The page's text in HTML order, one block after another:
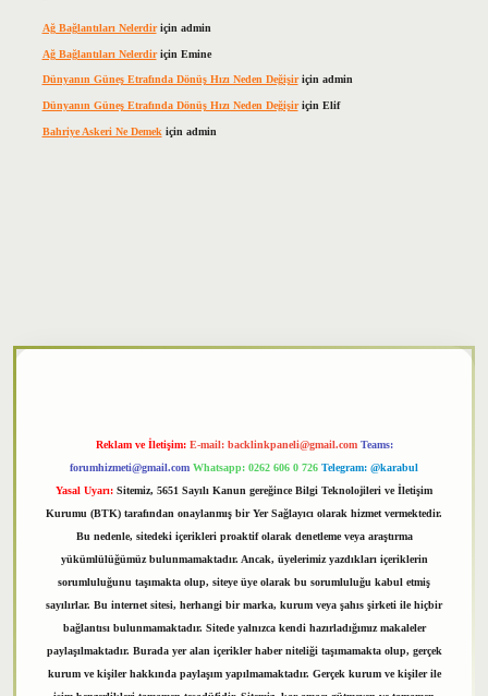
Ağ Bağlantıları Nelerdiriçin admin
Ağ Bağlantıları Nelerdiriçin Emine
Dünyanın Güneş Etrafında Dönüş Hızı Neden Değişiriçin admin
Dünyanın Güneş Etrafında Dönüş Hızı Neden Değişiriçin Elif
Bahriye Askeri Ne Demek için admin
Reklam ve İletişim: E-mail: backlinkpaneli@gmail.com Teams:
forumhizmeti@gmail.com Whatsapp: 0262 606 0 726 Telegram: @karabul
Yasal Uyarı: Sitemiz, 5651 Sayılı Kanun gereğince Bilgi Teknolojileri ve İletişim
Kurumu (BTK) tarafından onaylanmış bir Yer Sağlayıcı olarak hizmet vermektedir.
Bu nedenle, sitedeki içerikleri proaktif olarak denetleme veya araştırma
yükümlülüğümüz bulunmamaktadır. Ancak, üyelerimiz yazdıkları içeriklerin
sorumluluğunu taşımakta olup, siteye üye olarak bu sorumluluğu kabul etmiş
sayılırlar. Bu internet sitesi, herhangi bir marka, kurum veya şahıs şirketi ile hiçbir
bağlantısı bulunmamaktadır. Sitede yalnızca kendi hazırladığımız makaleler
paylaşılmaktadır. Burada yer alan içerikler haber niteliği taşımamakta olup, gerçek
kurum ve kişiler hakkında paylaşım yapılmamaktadır. Gerçek kurum ve kişiler ile